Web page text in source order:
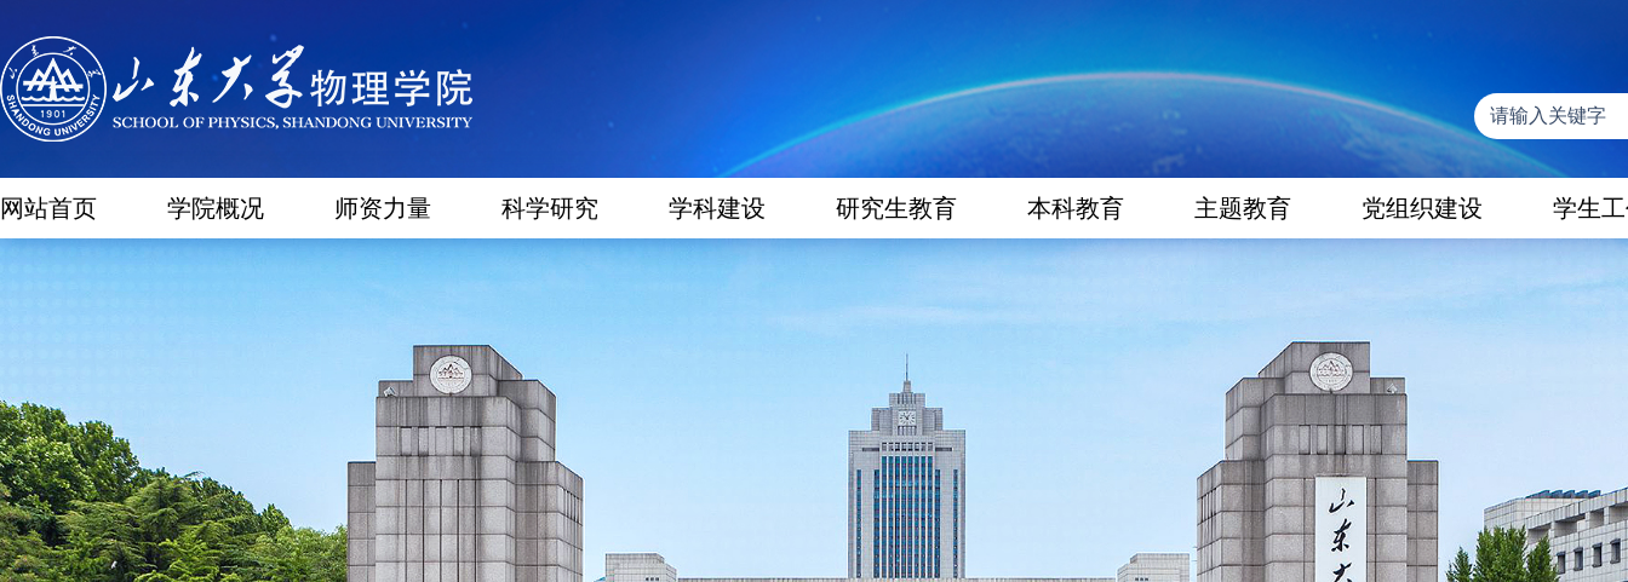
网站首页 学院概况 师资力量 科学研究 学科建设 研究生教育 本科教育 主题教育 党组织建设 学生